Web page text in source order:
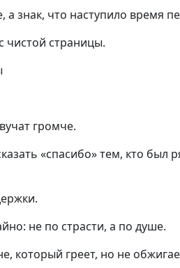
знак, что наступило время
чистой страницы.
громче.
«спасибо» тем, кто был
не по страсти, а по душе.
который греет, но не